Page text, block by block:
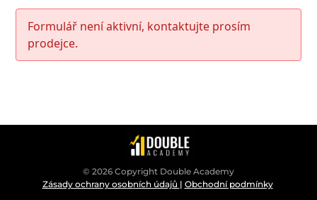
Formulář není aktivní, kontaktujte prosím
prodejce.
© 2026 Copyright Double Academy
Zásady ochrany osobních údajů | Obchodní podmínky